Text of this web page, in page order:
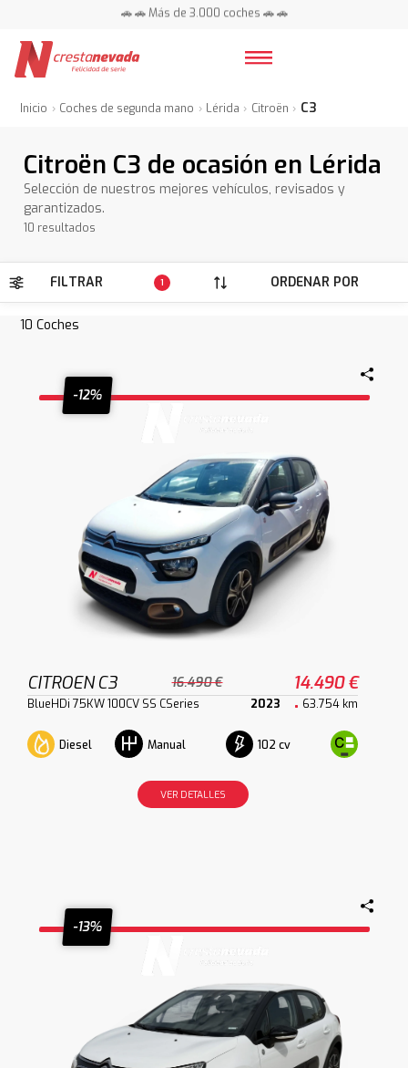
📍 Centros en toda España ⭐
📍 Centros en toda España ⭐
Inicio Coches de segunda mano Lérida Citroën C3
Citroën C3 de ocasión en Lérida
Selección de nuestros mejores vehículos, revisados y
garantizados.
10 resultados
FILTRAR 1 ORDENAR POR
10 Coches
-12%
CITROEN C3 16.490 € 14.490 €
BlueHDi 75KW 100CV SS CSeries 2023 63.754 km
Diesel Manual 102 cv
VER DETALLES
-13%